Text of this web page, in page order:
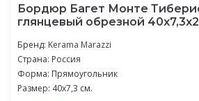
Бордюр Багет Монте
глянцевый обрезной
Бренд: Kerama Marazzi
Страна: Россия
Форма: Прямоугольник
Размер: 40x7,3 см.